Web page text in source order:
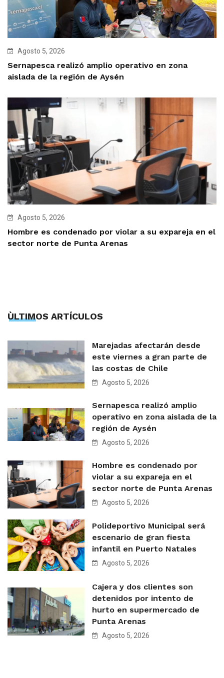
Agosto 5, 2026
Sernapesca realizó amplio operativo en zona
aislada de la región de Aysén
Agosto 5, 2026
Hombre es condenado por violar a su expareja en el
sector norte de Punta Arenas
ÙLTIMOS ARTÍCULOS
Marejadas afectarán desde
este viernes a gran parte de
las costas de Chile
Agosto 5, 2026
Sernapesca realizó amplio
operativo en zona aislada de la
región de Aysén
Agosto 5, 2026
Hombre es condenado por
violar a su expareja en el
sector norte de Punta Arenas
Agosto 5, 2026
Polideportivo Municipal será
escenario de gran fiesta
infantil en Puerto Natales
Agosto 5, 2026
Cajera y dos clientes son
detenidos por intento de
hurto en supermercado de
Punta Arenas
Agosto 5, 2026